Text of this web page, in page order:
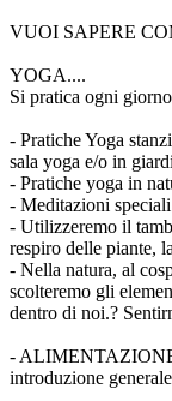
VUOI SAPERE
YOGA....
Si pratica ogni
- Pratiche Yoga
sala yoga e/o in
- Pratiche yoga in
- Meditazioni
- Utilizzeremo il
respiro delle piante,
- Nella natura, al
scolteremo gli
dentro di noi.?
-
introduzione